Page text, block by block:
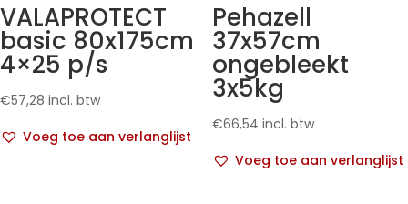
VALAPROTECT
basic 80x175cm
4×25 p/s
€57,28 incl. btw
Voeg toe aan verlanglijst
Pehazell
37x57cm
ongebleekt
3x5kg
€66,54 incl. btw
Voeg toe aan verlanglijst